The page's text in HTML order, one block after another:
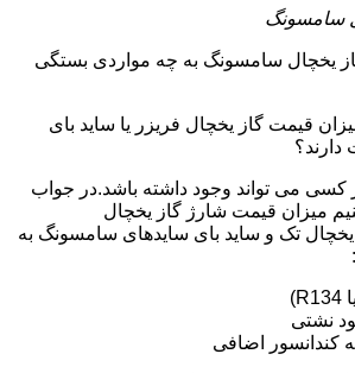
سامسونگ
یخچال سامسونگ به چه مواردی بستگی
قیمت گاز یخچال فریزر یا ساید بای
کسی می تواند وجود داشته باشد.در جواب
میزان قیمت شارژ گاز یخچال
تک و ساید بای سایدهای سامسونگ به
نشتی
به کندانسور اضافی